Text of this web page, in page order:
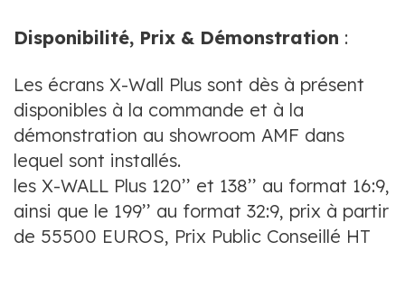
Disponibilité, Prix & Démonstration :
Les écrans X-Wall Plus sont dès à présent
disponibles à la commande et à la
démonstration au showroom AMF dans
lequel sont installés.
les X-WALL Plus 120’’ et 138’’ au format 16:9,
ainsi que le 199’’ au format 32:9, prix à partir
de 55500 EUROS, Prix Public Conseillé HT